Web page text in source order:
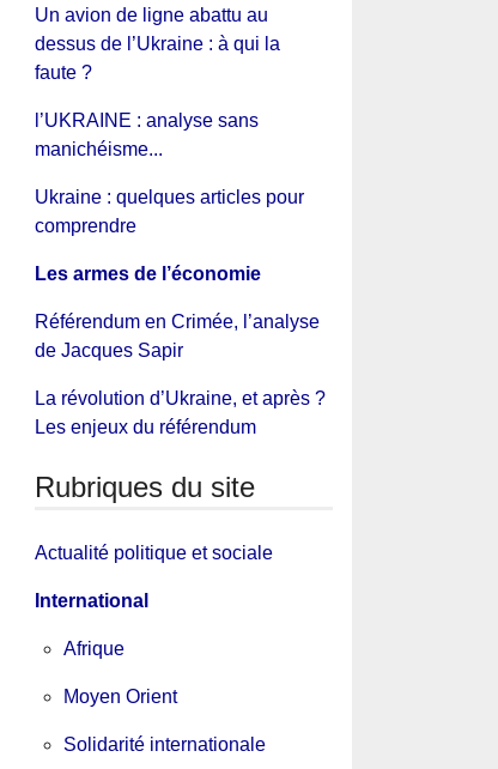
Un avion de ligne abattu au
dessus de l’Ukraine : à qui la
faute ?
l’UKRAINE : analyse sans
manichéisme...
Ukraine : quelques articles pour
comprendre
Les armes de l’économie
Référendum en Crimée, l’analyse
de Jacques Sapir
La révolution d’Ukraine, et après ?
Les enjeux du référendum
Rubriques du site
Actualité politique et sociale
International
Afrique
Moyen Orient
Solidarité internationale